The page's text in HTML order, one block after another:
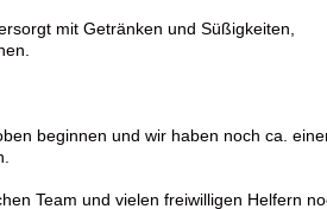
mit Getränken und Süßigkeiten,
beginnen und wir haben noch ca.
Team und vielen freiwilligen Helfern